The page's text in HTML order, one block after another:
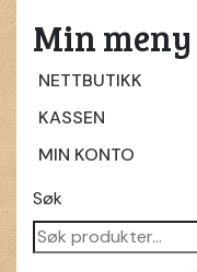
Min meny
NETTBUTIKK
KASSEN
MIN KONTO
Søk